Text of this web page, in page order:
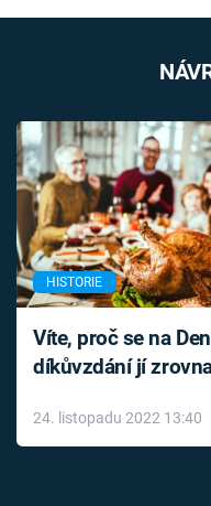
HISTORIE
Víte, proč se na Den
díkůvzdání jí
24. listopadu 2022 13:40